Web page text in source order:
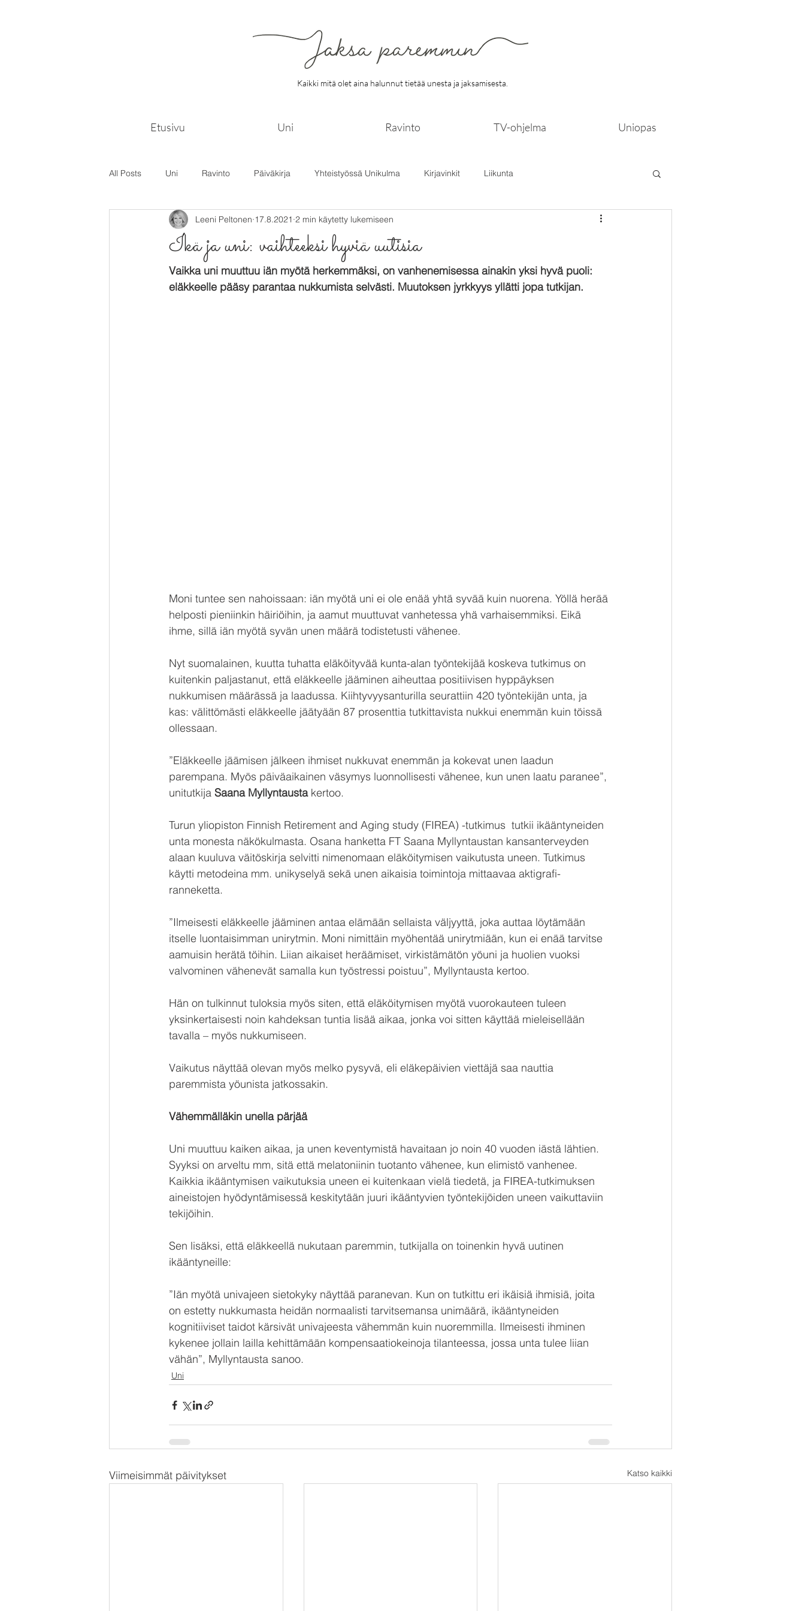
Kaikki mitä olet aina halunnut tietää unesta ja jaksamisesta.
Etusivu Uni Ravinto TV-ohjelma Uniopas
All Posts Uni Ravinto Päiväkirja Yhteistyössä Unikulma Kirjavinkit Liikunta
Ikä ja uni: vaihteeksi hyviä uutisia
Leeni Peltonen 17.8.2021 2 min käytetty lukemiseen
Vaikka uni muuttuu iän myötä herkemmäksi, on vanhenemisessa ainakin yksi hyvä puoli:
eläkkeelle pääsy parantaa nukkumista selvästi. Muutoksen jyrkkyys yllätti jopa tutkijan.
Moni tuntee sen nahoissaan: iän myötä uni ei ole enää yhtä syvää kuin nuorena. Yöllä herää
helposti pieniinkin häiriöihin, ja aamut muuttuvat vanhetessa yhä varhaisemmiksi. Eikä
ihme, sillä iän myötä syvän unen määrä todistetusti vähenee.
Nyt suomalainen, kuutta tuhatta eläköityvää kunta-alan työntekijää koskeva tutkimus on
kuitenkin paljastanut, että eläkkeelle jääminen aiheuttaa positiivisen hyppäyksen
nukkumisen määrässä ja laadussa. Kiihtyvyysanturilla seurattiin 420 työntekijän unta, ja
kas: välittömästi eläkkeelle jäätyään 87 prosenttia tutkittavista nukkui enemmän kuin töissä
ollessaan.
”Eläkkeelle jäämisen jälkeen ihmiset nukkuvat enemmän ja kokevat unen laadun
parempana. Myös päiväaikainen väsymys luonnollisesti vähenee, kun unen laatu paranee”,
unitutkija Saana Myllyntausta kertoo.
Turun yliopiston Finnish Retirement and Aging study (FIREA) -tutkimus  tutkii ikääntyneiden
unta monesta näkökulmasta. Osana hanketta FT Saana Myllyntaustan kansanterveyden
alaan kuuluva väitöskirja selvitti nimenomaan eläköitymisen vaikutusta uneen. Tutkimus
käytti metodeina mm. unikyselyä sekä unen aikaisia toimintoja mittaavaa aktigrafi-
ranneketta.
”Ilmeisesti eläkkeelle jääminen antaa elämään sellaista väljyyttä, joka auttaa löytämään
itselle luontaisimman unirytmin. Moni nimittäin myöhentää unirytmiään, kun ei enää tarvitse
aamuisin herätä töihin. Liian aikaiset heräämiset, virkistämätön yöuni ja huolien vuoksi
valvominen vähenevät samalla kun työstressi poistuu”, Myllyntausta kertoo.
Hän on tulkinnut tuloksia myös siten, että eläköitymisen myötä vuorokauteen tuleen
yksinkertaisesti noin kahdeksan tuntia lisää aikaa, jonka voi sitten käyttää mieleisellään
tavalla – myös nukkumiseen.
Vaikutus näyttää olevan myös melko pysyvä, eli eläkepäivien viettäjä saa nauttia
paremmista yöunista jatkossakin.
Vähemmälläkin unella pärjää
Uni muuttuu kaiken aikaa, ja unen keventymistä havaitaan jo noin 40 vuoden iästä lähtien.
Syyksi on arveltu mm, sitä että melatoniinin tuotanto vähenee, kun elimistö vanhenee.
Kaikkia ikääntymisen vaikutuksia uneen ei kuitenkaan vielä tiedetä, ja FIREA-tutkimuksen
aineistojen hyödyntämisessä keskitytään juuri ikääntyvien työntekijöiden uneen vaikuttaviin
tekijöihin.
Sen lisäksi, että eläkkeellä nukutaan paremmin, tutkijalla on toinenkin hyvä uutinen
ikääntyneille:
”Iän myötä univajeen sietokyky näyttää paranevan. Kun on tutkittu eri ikäisiä ihmisiä, joita
on estetty nukkumasta heidän normaalisti tarvitsemansa unimäärä, ikääntyneiden
kognitiiviset taidot kärsivät univajeesta vähemmän kuin nuoremmilla. Ilmeisesti ihminen
kykenee jollain lailla kehittämään kompensaatiokeinoja tilanteessa, jossa unta tulee liian
vähän”, Myllyntausta sanoo.
Uni
Viimeisimmät päivitykset Katso kaikki